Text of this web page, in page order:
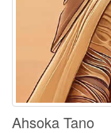
Ahsoka Tano